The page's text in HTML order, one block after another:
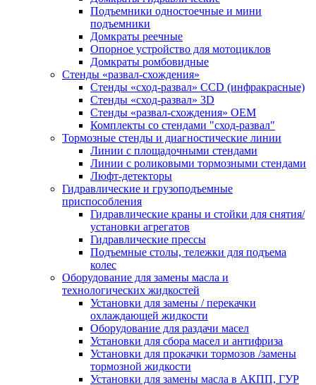
Подъемники одностоечные и мини
подъемники
Домкраты реечные
Опорное устройство для мотоциклов
Домкраты ромбовидные
Стенды «развал-схождения»
Стенды «сход-развал» CCD (инфракрасные)
Стенды «сход-развал» 3D
Стенды «развал-схождения» ОЕМ
Комплекты со стендами "сход-развал"
Тормозные стенды и диагностические линии
Линии с площадочными стендами
Линии с роликовыми тормозными стендами
Люфт-детекторы
Гидравлические и грузоподъемные
приспособления
Гидравлические краны и стойки для снятия/
установки агрегатов
Гидравлические прессы
Подъемные столы, тележки для подъема
колес
Оборудование для замены масла и
технологических жидкостей
Установки для замены / перекачки
охлаждающей жидкости
Оборудование для раздачи масел
Установки для сбора масел и антифриза
Установки для прокачки тормозов /замены
тормозной жидкости
Установки для замены масла в АКПП, ГУР